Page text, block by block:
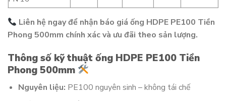
Liên hệ ngay để nhận báo giá ống HDPE PE100 Tiền
Phong 500mm chính xác và ưu đãi theo sản lượng.
Thông số kỹ thuật ống HDPE PE100 Tiền
Phong 500mm
Nguyên liệu: PE100 nguyên sinh – không tái chế